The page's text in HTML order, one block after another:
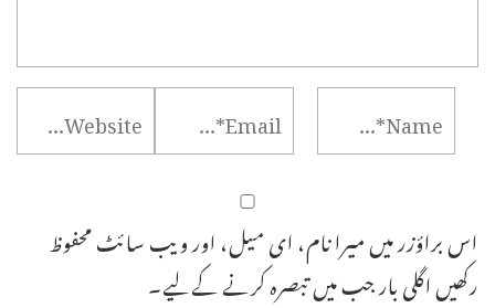
اس براؤزر میں میرا نام، ای میل، اور ویب سائٹ محفوظ
رکھیں اگلی بار جب میں تبصرہ کرنے کےلیے۔